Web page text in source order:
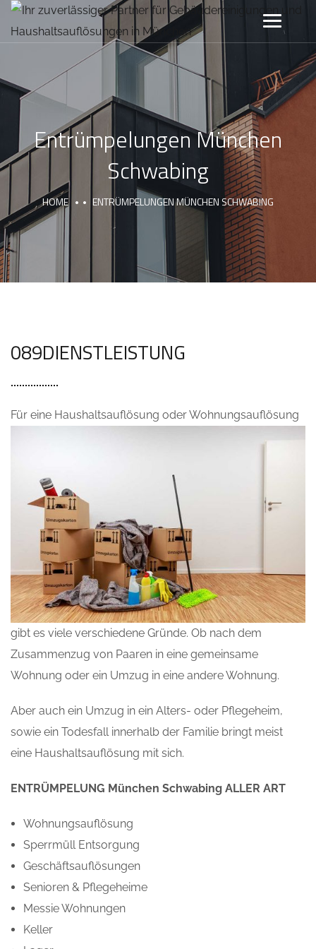
Entrümpelungen München
Schwabing
HOME ENTRÜMPELUNGEN MÜNCHEN SCHWABING
089DIENSTLEISTUNG
Für eine Haushaltsauflösung oder Wohnungsauflösung
gibt es viele verschiedene Gründe. Ob nach dem
Zusammenzug von Paaren in eine gemeinsame
Wohnung oder ein Umzug in eine andere Wohnung.
Aber auch ein Umzug in ein Alters- oder Pflegeheim,
sowie ein Todesfall innerhalb der Familie bringt meist
eine Haushaltsauflösung mit sich.
ENTRÜMPELUNG München Schwabing ALLER ART
Wohnungsauflösung
Sperrmüll Entsorgung
Geschäftsauflösungen
Senioren & Pflegeheime
Messie Wohnungen
Keller